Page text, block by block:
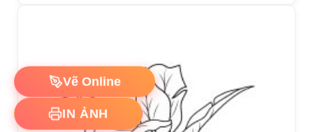
Vẽ Online
IN ẢNH